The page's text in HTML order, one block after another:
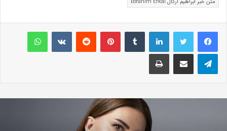
لینکداینتامبلر پینتریستReddit
VKontakteواتس آپ
تلگرام اشتراک گذاری با ایمیل چاپ